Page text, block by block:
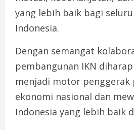
yang lebih baik bagi
Indonesia.
Dengan semangat
pembangunan IKN
menjadi motor
ekonomi nasional dan
Indonesia yang lebih baik